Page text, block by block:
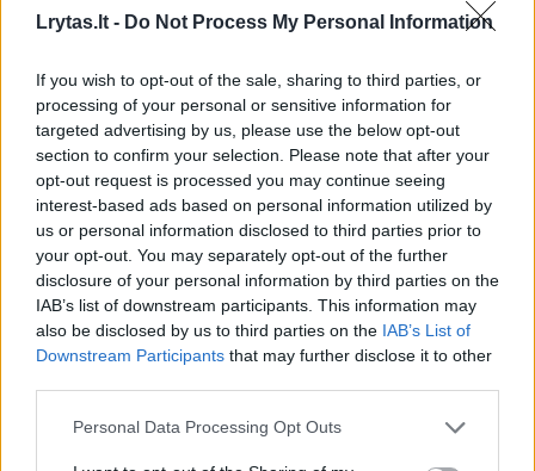
Lrytas.lt - Do Not Process My Personal Information
If you wish to opt-out of the sale, sharing to third parties, or
processing of your personal or sensitive information for
targeted advertising by us, please use the below opt-out
section to confirm your selection. Please note that after your
opt-out request is processed you may continue seeing
interest-based ads based on personal information utilized by
us or personal information disclosed to third parties prior to
your opt-out. You may separately opt-out of the further
disclosure of your personal information by third parties on the
IAB’s list of downstream participants. This information may
also be disclosed by us to third parties on the IAB’s List of
Downstream Participants that may further disclose it to other
Personal Data Processing Opt Outs
– Ar esate susidūręs su NBA žaidusiais
mūsų šalies atstovais?
– Buvau vienas pirmųjų amerikiečių trenerių
prisilietusių prie Šarūno Marčiulionio. Donnie
Nelsonas manęs paprašė padirbėti su
naujoku iš Lietuvos „Golden State Warriors“
klubo vasaros stovykloje. Savo rankomis Šarą
čiupinėjau apie dvi savaites ir įsitikinau, kad